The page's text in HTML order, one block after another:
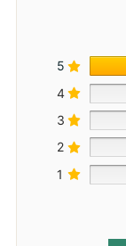
5
4
3
2
1